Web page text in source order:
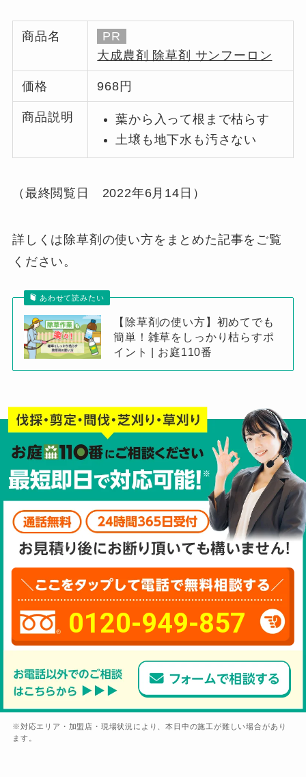
商品名
PR
大成農剤 除草剤 サンフーロン
価格 968円
商品説明
葉から入って根まで枯らす
土壌も地下水も汚さない
（最終閲覧日 2022年6月14日）
詳しくは除草剤の使い方をまとめた記事をご覧
ください。
あわせて読みたい
【除草剤の使い方】初めてでも
簡単！雑草をしっかり枯らすポ
イント | お庭110番
0120-949-857
※対応エリア・加盟店・現場状況により、本日中の施工が難しい場合があり
ます。